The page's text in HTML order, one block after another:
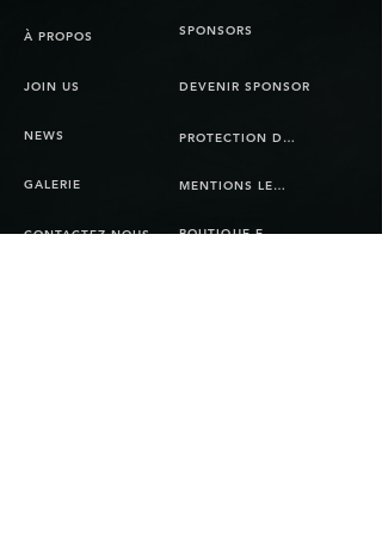
À PROPOS SPONSORS
JOIN US
NEWS
GALERIE
CONTACTEZ-NOUS
DEVENIR SPONSOR
PROTECTION DES DONNÉES
MENTIONS LEGALES
BOUTIQUE EN LIGNE